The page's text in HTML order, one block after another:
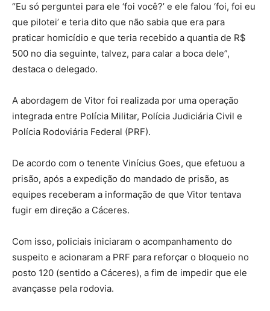
“Eu só perguntei para ele ‘foi você?’ e ele falou ‘foi, foi eu
que pilotei’ e teria dito que não sabia que era para
praticar homicídio e que teria recebido a quantia de R$
500 no dia seguinte, talvez, para calar a boca dele”,
destaca o delegado.
A abordagem de Vitor foi realizada por uma operação
integrada entre Polícia Militar, Polícia Judiciária Civil e
Polícia Rodoviária Federal (PRF).
De acordo com o tenente Vinícius Goes, que efetuou a
prisão, após a expedição do mandado de prisão, as
equipes receberam a informação de que Vitor tentava
fugir em direção a Cáceres.
Com isso, policiais iniciaram o acompanhamento do
suspeito e acionaram a PRF para reforçar o bloqueio no
posto 120 (sentido a Cáceres), a fim de impedir que ele
avançasse pela rodovia.